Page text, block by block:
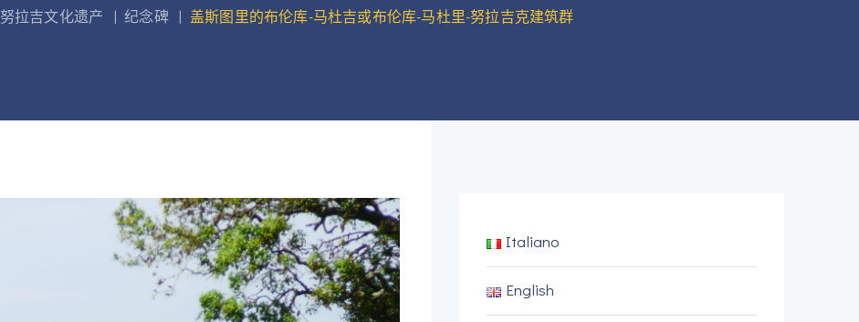
努拉吉文化遗产 |纪念碑| 盖斯图里的布伦库-马杜吉或布伦库-马杜里-努拉吉克建筑群
Italiano
English